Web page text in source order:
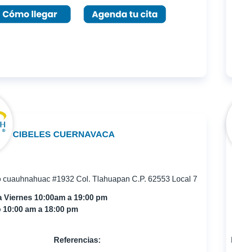
CIBELES CUERNAVACA
cuauhnahuac #1932 Col. Tlahuapan C.P. 62553 Local 7
Viernes 10:00am a 19:00 pm
10:00 am a 18:00 pm
Referencias: